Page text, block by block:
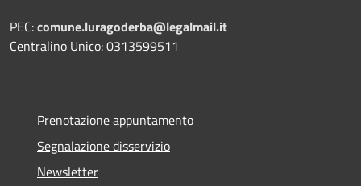
PEC:comune.luragoderba@legalmail.it
Centralino Unico: 0313599511
Prenotazione appuntamento
Segnalazione disservizio
Newsletter